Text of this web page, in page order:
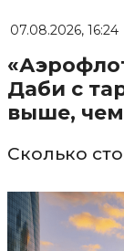
07.08.2026, 16:24
Даби с
выше,
Сколько